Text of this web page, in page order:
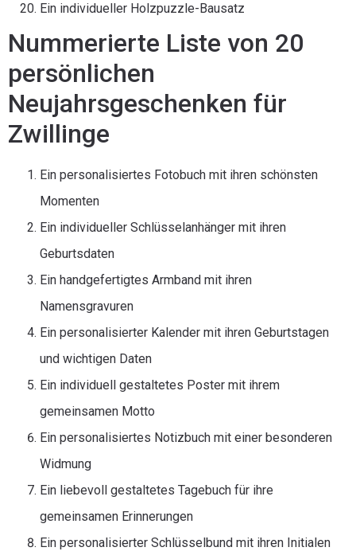
Ein individueller Holzpuzzle-Bausatz
Nummerierte Liste von 20
persönlichen
Neujahrsgeschenken für
Zwillinge
Ein personalisiertes Fotobuch mit ihren schönsten
Momenten
Ein individueller Schlüsselanhänger mit ihren
Geburtsdaten
Ein handgefertigtes Armband mit ihren
Namensgravuren
Ein personalisierter Kalender mit ihren Geburtstagen
und wichtigen Daten
Ein individuell gestaltetes Poster mit ihrem
gemeinsamen Motto
Ein personalisiertes Notizbuch mit einer besonderen
Widmung
Ein liebevoll gestaltetes Tagebuch für ihre
gemeinsamen Erinnerungen
Ein personalisierter Schlüsselbund mit ihren Initialen